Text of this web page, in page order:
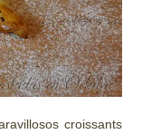
croissants